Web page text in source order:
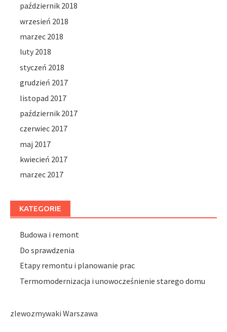
październik 2018
wrzesień 2018
marzec 2018
luty 2018
styczeń 2018
grudzień 2017
listopad 2017
październik 2017
czerwiec 2017
maj 2017
kwiecień 2017
marzec 2017
KATEGORIE
Budowa i remont
Do sprawdzenia
Etapy remontu i planowanie prac
Termomodernizacja i unowocześnienie starego domu
zlewozmywaki Warszawa